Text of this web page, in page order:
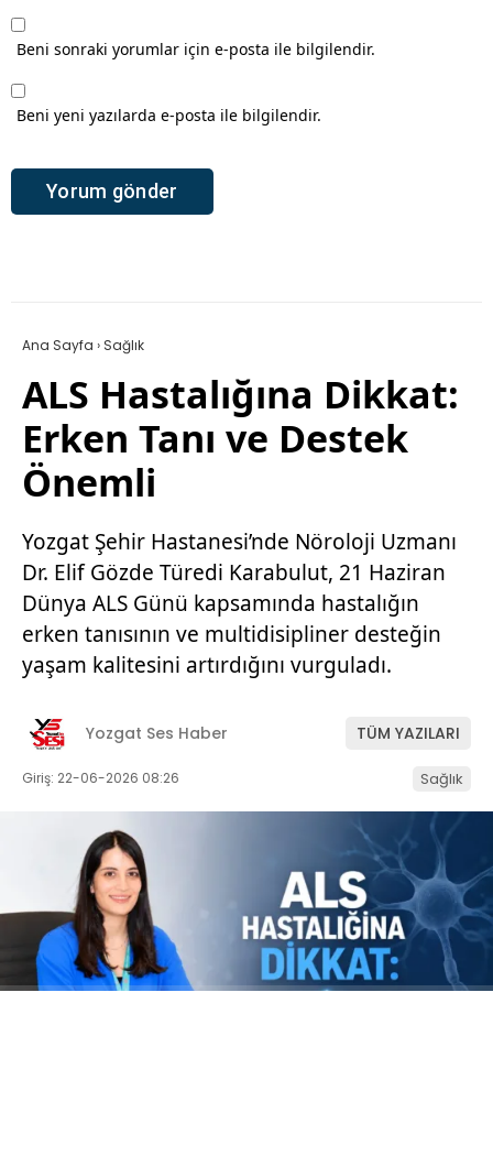
Beni sonraki yorumlar için e-posta ile bilgilendir.
Beni yeni yazılarda e-posta ile bilgilendir.
Ana Sayfa › Sağlık
ALS Hastalığına Dikkat:
Erken Tanı ve Destek
Önemli
Yozgat Şehir Hastanesi’nde Nöroloji Uzmanı
Dr. Elif Gözde Türedi Karabulut, 21 Haziran
Dünya ALS Günü kapsamında hastalığın
erken tanısının ve multidisipliner desteğin
yaşam kalitesini artırdığını vurguladı.
Yozgat Ses Haber TÜM YAZILARI
Giriş: 22-06-2026 08:26 Sağlık